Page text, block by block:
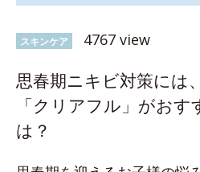
スキンケア 4767 view
思春期ニキビ対策には
「クリアフル」がおす
は？